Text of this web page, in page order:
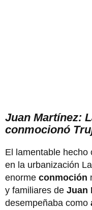
Juan Martínez:
conmocionó
El lamentable hecho
en la urbanización
enorme conmoción
y familiares de Juan
desempeñaba como